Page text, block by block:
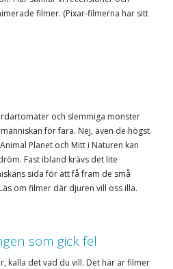
filmer. (Pixar-filmerna har sitt
och slemmiga monster
för fara. Nej, även de högst
Planet och Mitt i Naturen kan
Fast ibland krävs det lite
sida för att få fram de små
om filmer där djuren vill oss illa.
som gick fel
kalla det vad du vill. Det här är filmer